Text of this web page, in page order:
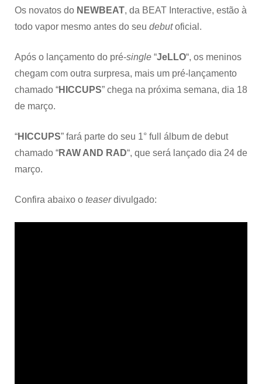
Os novatos do NEWBEAT, da BEAT Interactive, estão à
todo vapor mesmo antes do seu debutoficial.
Após o lançamento do pré-single “JeLLO“, os meninos
chegam com outra surpresa, mais um pré-lançamento
chamado “HICCUPS” chega na próxima semana, dia 18
de março.
“HICCUPS” fará parte do seu 1° full álbum de debut
chamado “RAW AND RAD“, que será lançado dia 24 de
março.
Confira abaixo o teaserdivulgado: